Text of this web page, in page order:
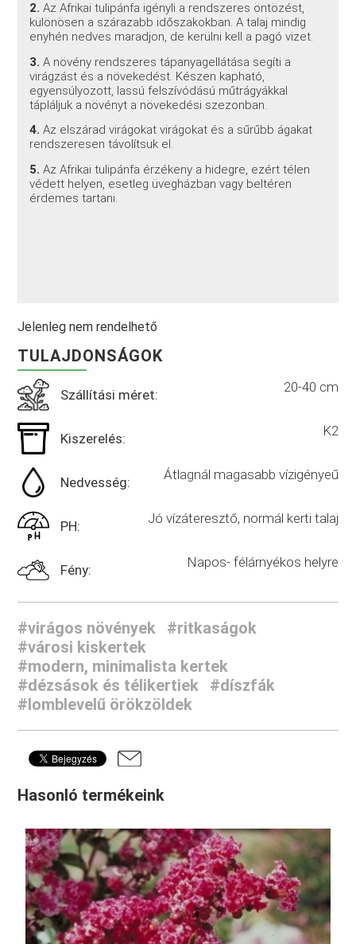
2. Az Afrikai tulipánfa igényli a rendszeres öntözést,
különösen a szárazabb időszakokban. A talaj mindig
enyhén nedves maradjon, de kerülni kell a pagó vizet.
3.A növény rendszeres tápanyagellátása segíti a
virágzást és a növekedést. Készen kapható,
egyensúlyozott, lassú felszívódású műtrágyákkal
tápláljuk a növényt a növekedési szezonban.
4.Az elszárad virágokat virágokat és a sűrűbb ágakat
rendszeresen távolítsuk el.
5.Az Afrikai tulipánfa érzékeny a hidegre, ezért télen
védett helyen, esetleg üvegházban vagy beltéren
érdemes tartani.
Jelenleg nem rendelhető
TULAJDONSÁGOK
Szállítási méret: 20-40 cm
Kiszerelés: K2
Nedvesség: Átlagnál magasabb vízigényeű
PH: Jó vízáteresztő, normál kerti talaj
Fény: Napos- félárnyékos helyre
#virágos növények
#ritkaságok
#városi kiskertek
#modern, minimalista kertek
#dézsások és télikertiek
#díszfák
#lomblevelű örökzöldek
Hasonló termékeink